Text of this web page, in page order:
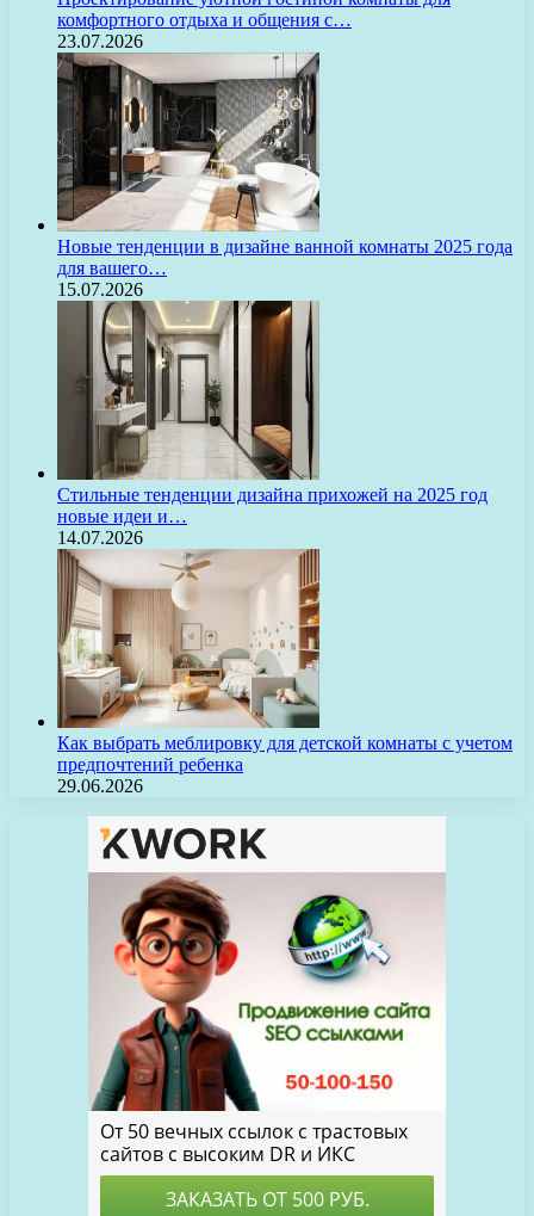
комфортного отдыха и общения с…
23.07.2026
Новые тенденции в дизайне ванной комнаты 2025 года
для вашего…
15.07.2026
Стильные тенденции дизайна прихожей на 2025 год
новые идеи и…
14.07.2026
Как выбрать меблировку для детской комнаты с учетом
предпочтений ребенка
29.06.2026